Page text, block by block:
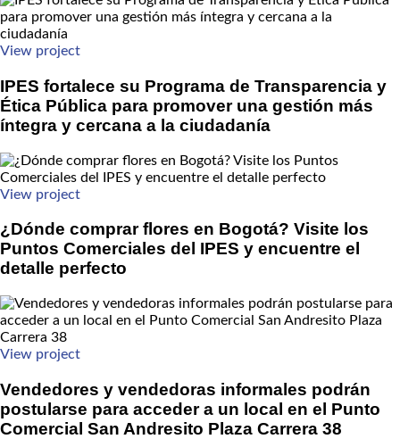
View project
IPES fortalece su Programa de Transparencia y
Ética Pública para promover una gestión más
íntegra y cercana a la ciudadanía
View project
¿Dónde comprar flores en Bogotá? Visite los
Puntos Comerciales del IPES y encuentre el
detalle perfecto
View project
Vendedores y vendedoras informales podrán
postularse para acceder a un local en el Punto
Comercial San Andresito Plaza Carrera 38